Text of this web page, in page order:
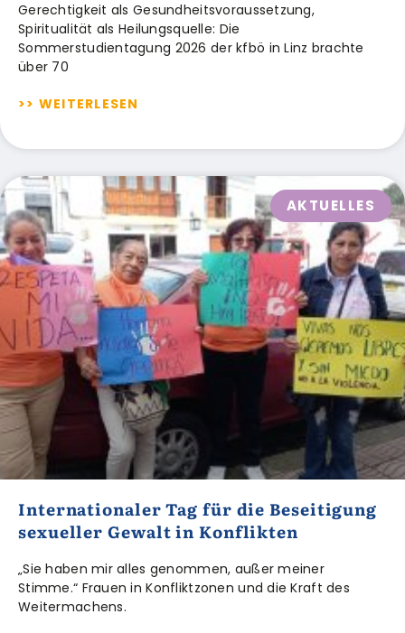
Gerechtigkeit als Gesundheitsvoraussetzung,
Spiritualität als Heilungsquelle: Die
Sommerstudientagung 2026 der kfbö in Linz brachte
über 70
>> WEITERLESEN
AKTUELLES
Internationaler Tag für die Beseitigung
sexueller Gewalt in Konflikten
„Sie haben mir alles genommen, außer meiner
Stimme.“ Frauen in Konfliktzonen und die Kraft des
Weitermachens.